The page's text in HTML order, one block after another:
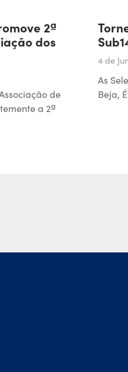
2ª
dos
de
a 2ª
4 de
As
Beja,